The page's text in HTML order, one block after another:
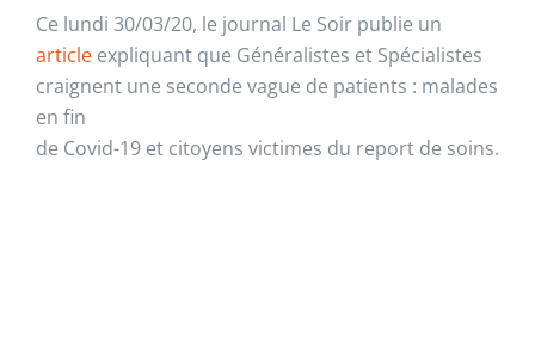
Ce lundi 30/03/20, le journal Le Soir publie un
article expliquant que Généralistes et Spécialistes
craignent une seconde vague de patients : malades
en fin
de Covid-19 et citoyens victimes du report de soins.